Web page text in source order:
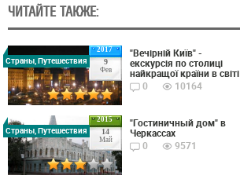
ЧИТАЙТЕ ТАКЖЕ:
2017
9
Фев
Страны, Путешествия
"Вечірній Київ" -
екскурсія по столиці
найкращої країни в світі
0
10164
2015
14
Май
Страны, Путешествия
"Гостиничный дом" в
Черкассах
0
9571